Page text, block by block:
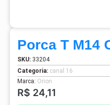
Porca T M14
SKU: 33204
Categoria: canal 16
Marca: Orion
R$ 24,11